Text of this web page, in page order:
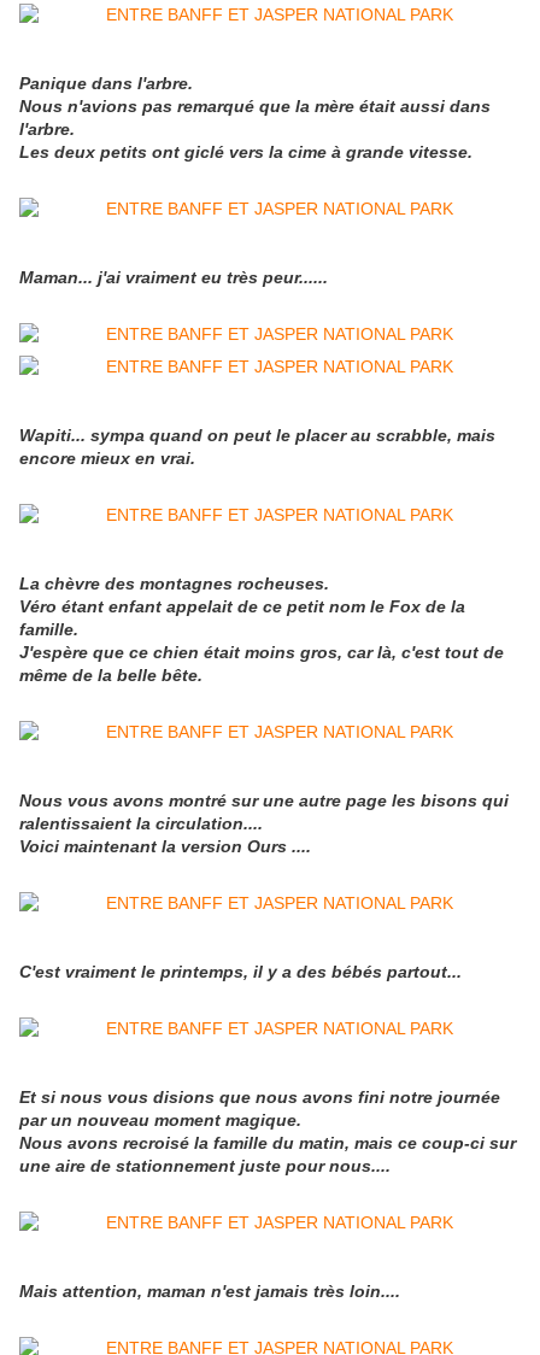
Panique dans l'arbre.
Nous n'avions pas remarqué que la mère était aussi dans
l'arbre.
Les deux petits ont giclé vers la cime à grande vitesse.
Maman... j'ai vraiment eu très peur......
Wapiti... sympa quand on peut le placer au scrabble, mais
encore mieux en vrai.
La chèvre des montagnes rocheuses.
Véro étant enfant appelait de ce petit nom le Fox de la
famille.
J'espère que ce chien était moins gros, car là, c'est tout de
même de la belle bête.
Nous vous avons montré sur une autre page les bisons qui
ralentissaient la circulation....
Voici maintenant la version Ours ....
C'est vraiment le printemps, il y a des bébés partout...
Et si nous vous disions que nous avons fini notre journée
par un nouveau moment magique.
Nous avons recroisé la famille du matin, mais ce coup-ci sur
une aire de stationnement juste pour nous....
Mais attention, maman n'est jamais très loin....